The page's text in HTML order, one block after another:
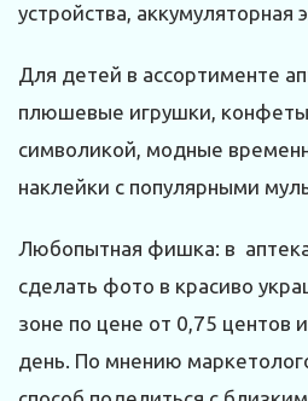
устройства, аккумуляторная
Для детей в ассортименте
плюшевые игрушки, конфеты
символикой, модные
наклейки с популярными
Любопытная фишка: в
сделать фото в красиво
зоне по цене от 0,75 центов
день. По мнению